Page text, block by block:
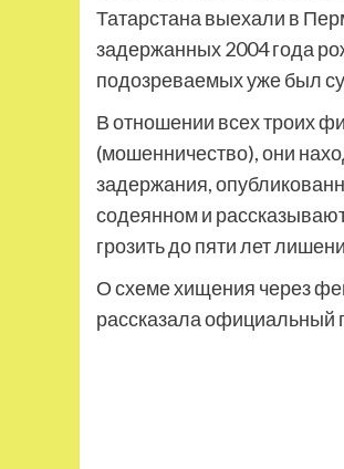
Татарстана выехали в
задержанных 2004 года
подозреваемых уже был
В отношении всех троих
(мошенничество), они
задержания,
содеянном и
грозить до пяти лет
О схеме хищения через
рассказала официальный